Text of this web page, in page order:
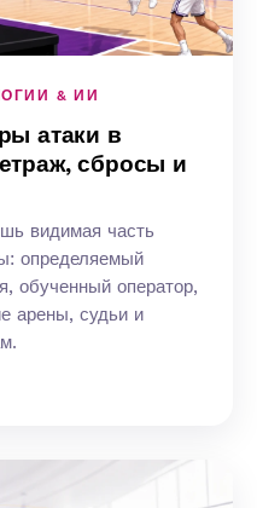
& ИИ
атаки в
сбросы и
видимая часть
определяемый
обученный оператор,
арены, судьи и